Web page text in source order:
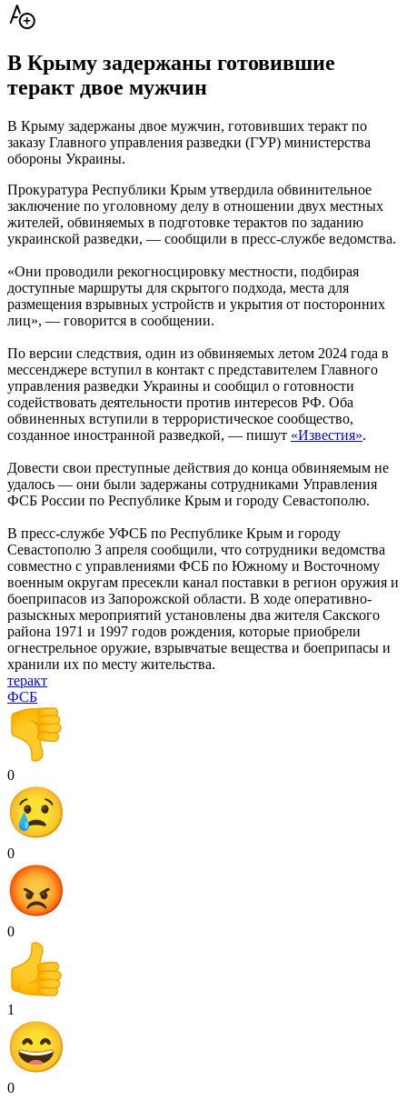
В Крыму задержаны готовившие
теракт двое мужчин
В Крыму задержаны двое мужчин, готовивших теракт по
заказу Главного управления разведки (ГУР) министерства
обороны Украины.
Прокуратура Республики Крым утвердила обвинительное
заключение по уголовному делу в отношении двух местных
жителей, обвиняемых в подготовке терактов по заданию
украинской разведки, — сообщили в пресс-службе ведомства.
«Они проводили рекогносцировку местности, подбирая
доступные маршруты для скрытого подхода, места для
размещения взрывных устройств и укрытия от посторонних
лиц», — говорится в сообщении.
По версии следствия, один из обвиняемых летом 2024 года в
мессенджере вступил в контакт с представителем Главного
управления разведки Украины и сообщил о готовности
содействовать деятельности против интересов РФ. Оба
обвиненных вступили в террористическое сообщество,
созданное иностранной разведкой, — пишут «Известия».
Довести свои преступные действия до конца обвиняемым не
удалось — они были задержаны сотрудниками Управления
ФСБ России по Республике Крым и городу Севастополю.
В пресс-службе УФСБ по Республике Крым и городу
Севастополю 3 апреля сообщили, что сотрудники ведомства
совместно с управлениями ФСБ по Южному и Восточному
военным округам пресекли канал поставки в регион оружия и
боеприпасов из Запорожской области. В ходе оперативно-
разыскных мероприятий установлены два жителя Сакского
района 1971 и 1997 годов рождения, которые приобрели
огнестрельное оружие, взрывчатые вещества и боеприпасы и
хранили их по месту жительства.
теракт
ФСБ
0
0
0
1
0